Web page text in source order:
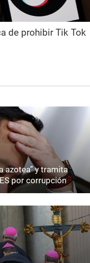
de prohibir Tik Tok
azotea” y tramita
por corrupción